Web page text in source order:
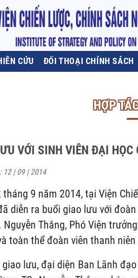
CỨU ĐỐI THOẠI CHÍNH SÁCH
HỢP
VỚI SINH VIÊN ĐẠI HỌC
12 | 09 | 2014
tháng 9 năm 2014, tại Viện
diễn ra buổi giao lưu với
Nguyễn Thắng, Phó Viện
toàn thể đoàn viên thanh
lưu, đại diện Ban Lãnh